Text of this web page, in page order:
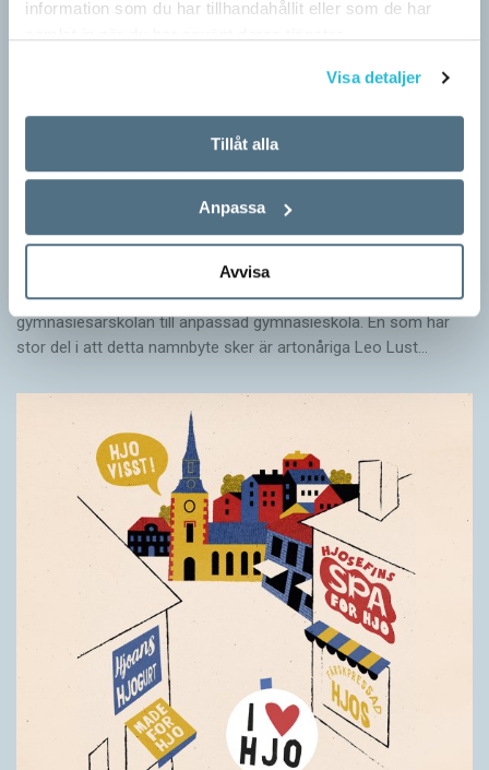
information som du har tillhandahållit eller som de har
Visa detaljer
Tillåt alla
Anpassa
Avvisa
Särskolan byter namn
Grundsärskola byter namn till anpassad grundskola och
gymnasiesärskolan till anpassad gymnasieskola. En som har
stor del i att detta namnbyte sker är artonåriga Leo Lust…